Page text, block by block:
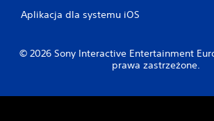
Aplikacja dla systemu iOS
© 2026 Sony Interactive Entertainment
prawa zastrzeżone.